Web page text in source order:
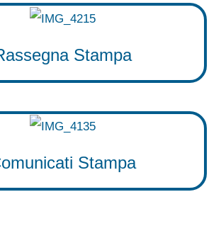
Stampa
Stampa